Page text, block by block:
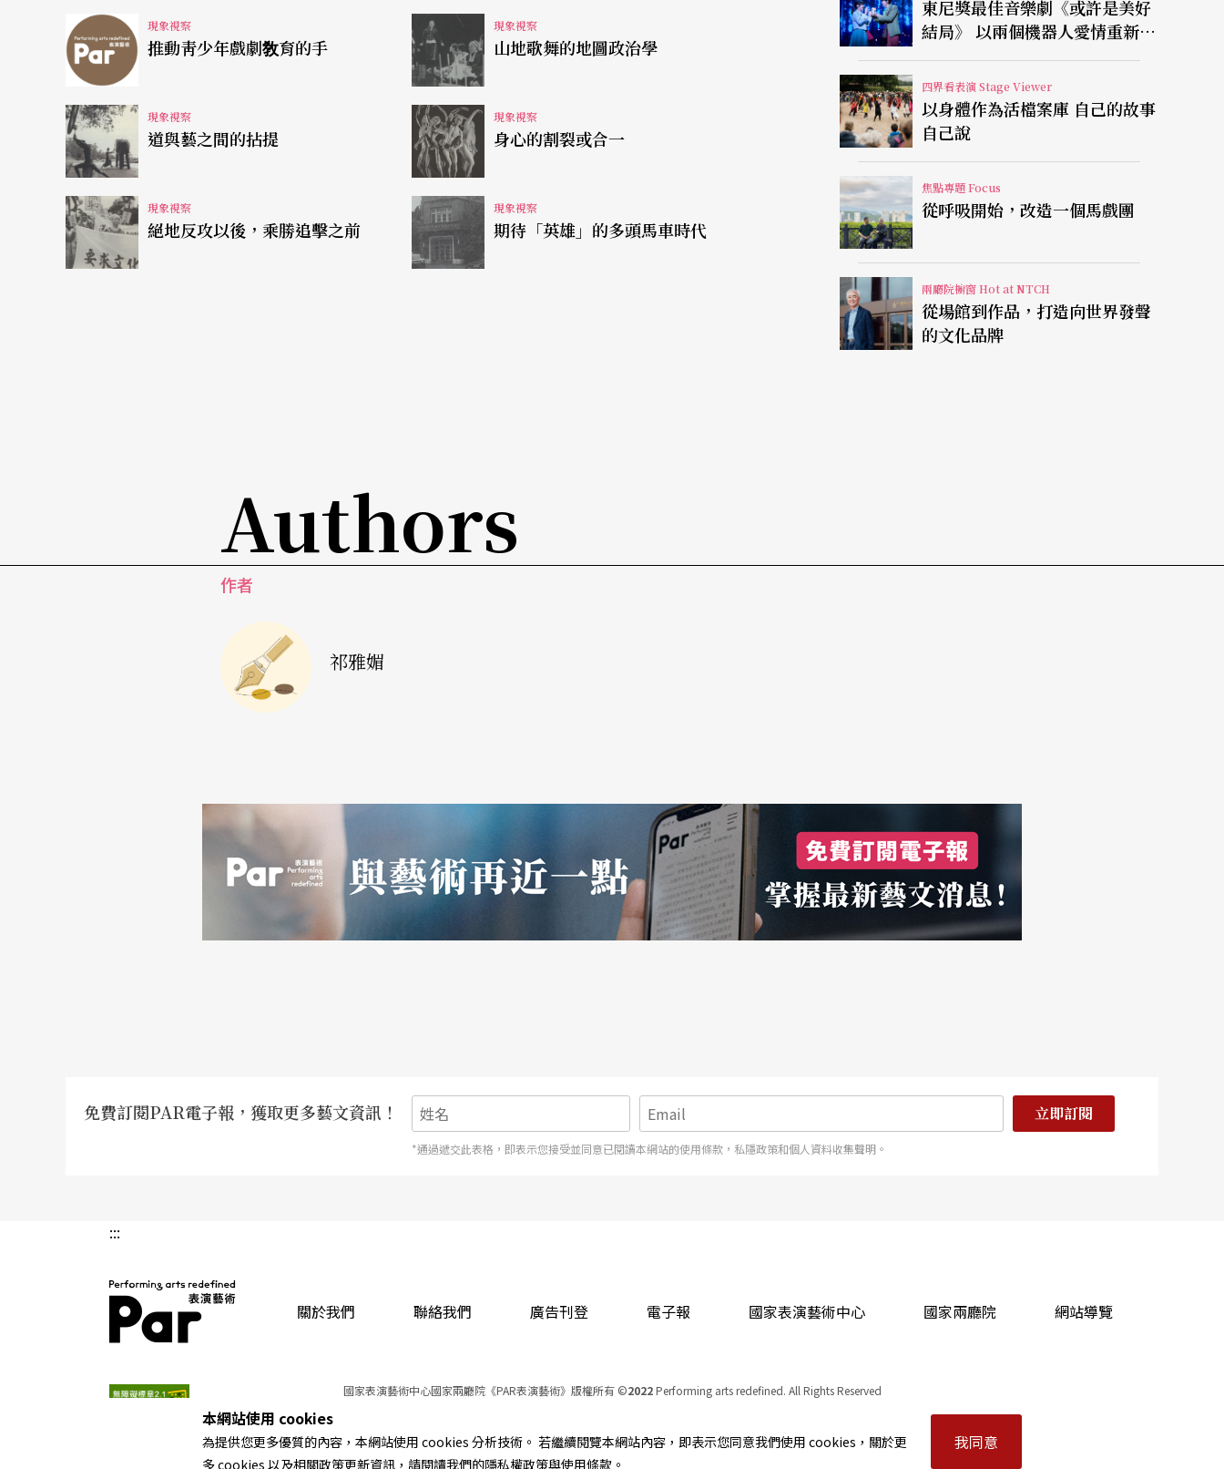
實主義的特質，演出型態仍以正規的五百人至八百人座次的劇場爲主，還未受到西方現代戲劇靈
活的表現方式影響，沒有街頭藝術、也未結合民間習俗儀式作爲戲劇材料，只有某些鄕鎭演出才
會融合當地民間節慶；近年戲劇流派雖已漸有朝向多元思考、急欲擺脫政治控制的劇團出現，但
和台灣劇團的型態與特質比較起來仍有相當大的不同。
王墨麟從歷史的脈絡來看兩岸劇場文化的差異，他認爲大陸劇場發展可約略分爲三階段，首先是
文革前，黃佐臨、焦菊隱等那一代受過新文學運動洗禮的人，將西方演劇理論、方法中國化，成
場或其他地方演出，商業取向濃厚；當時台灣正値「小劇場」運動蓬勃，劇場和政治、社會發生
非常強烈關係之際，「小劇場」在海邊或廢棄場演出對政治、社會的顚覆，其定義與內涵和大陸
是相當不同的。
陸與台灣劇場文化的差異，他覺得大陸劇場的歷史包袱較大，政治和人民生活關係非常密切，作
品較壓抑，但因爲包袱太沈重，作品便有某種程度的侷限性，尤其是個人經驗幾乎空白，而也因
現代化的速度快，劇場雖較具開放性，但不夠內斂。以兩岸演員爲例，林克歡指出，大陸長期地
培養演員，一旦爲演員，終身爲演員，台灣則因缺乏累積，專業演員相當少，「演還未優就導」
的情形亦常發生，因此在最好的編導理念都需有好的演員來達成的條件下，台灣在這方面和大陸
得非常流暢，台灣能掌握大場面舞台調度的導演很少；然而在劇本的處理上，大陸就顯得較保
守，缺少劇場中應有的想像空間，王墨麟舉了一個例子：有一幕是村民看到空中飛來一隻怪鳥，
覺得是一個凶兆，此時音樂設計王明輝配的是直升機的聲音，大陸參與的工作人員非常不能接
兆，同樣地，直升機在某種意義上對原住民也是一種惡兆，雙方才達成協議。王墨麟表示，這點
是：非主流族群的當代思考，即弱勢族群對自身生活中所面臨的問題提出自己的看法或如何將問
題呈現出來，雖然大陸有關的理論已很完整、豐富，但在劇場實踐上則付之闕如；台灣亦然，原
傳統的文化，或歌舞，或習俗，或像此次在國家劇院演出來讓大家知道，這次的《Tsou．伊底帕
斯》他就希望能呈現出這樣的當代性。
現象視察
推動靑少年戲劇敎育的手
現象視察
山地歌舞的地圖政治學
現象視察
道與藝之間的拈提
現象視察
身心的割裂或合一
現象視察
絕地反攻以後，乘勝追擊之前
現象視察
期待「英雄」的多頭馬車時代
東尼獎最佳音樂劇《或許是美好
結局》 以兩個機器人愛情重新凝
視有限人生
四界看表演 Stage Viewer
以身體作為活檔案庫 自己的故事
自己說
焦點專題 Focus
從呼吸開始，改造一個馬戲團
兩廳院櫥窗 Hot at NTCH
從場館到作品，打造向世界發聲
的文化品牌
Authors
作者
祁雅媚
免費訂閱PAR電子報，獲取更多藝文資訊！ 立即訂閱
*通過遞交此表格，即表示您接受並同意已閱讀本網站的使用條款，私隱政策和個人資料收集聲明。
:::
關於我們 聯絡我們 廣告刊登 電子報 國家表演藝術中心 國家兩廳院 網站導覽
國家表演藝術中心國家兩廳院《PAR表演藝術》版權所有©2022Performing arts redefined. All Rights Reserved
本站所提供相關演出資訊，如有異動應以主辦單位公告為準。
服務條款 ｜ 隱私權聲明
本網站使用 cookies
為提供您更多優質的內容，本網站使用 cookies 分析技術。 若繼續閱覽本網站內容，即表示您同意我們使用 cookies，關於更
多 cookies 以及相關政策更新資訊，請閱讀我們的隱私權政策與使用條款。
我同意